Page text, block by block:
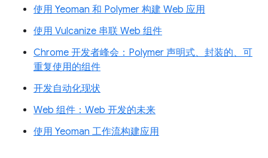
使用 Yeoman 和 Polymer 构建 Web 应用
使用 Vulcanize 串联 Web 组件
Chrome 开发者峰会：Polymer 声明式、封装的、可
重复使用的组件
开发自动化现状
Web 组件：Web 开发的未来
使用 Yeoman 工作流构建应用